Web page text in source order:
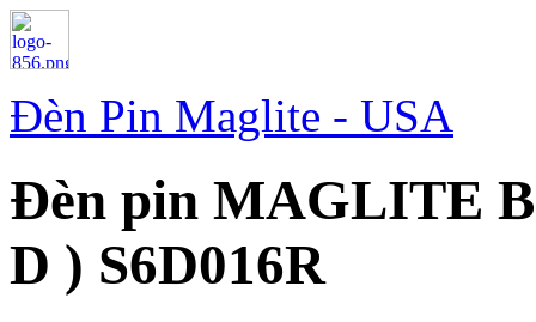
Đèn Pin Maglite - USA
Đèn pin MAGLITE
D ) S6D016R